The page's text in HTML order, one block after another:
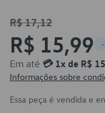
R$ 17,12
R$ 15,99 -
Em até 💳 1x de R$
Informações sobre
Essa peça é vendida e